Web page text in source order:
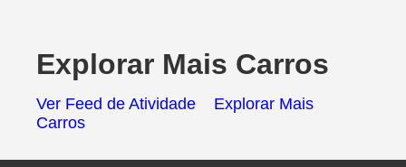
Explorar Mais Carros
Ver Feed de Atividade
Explorar Mais
Carros